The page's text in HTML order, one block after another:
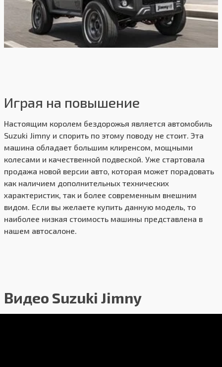
Играя на повышение
Настоящим королем бездорожья является автомобиль
Suzuki Jimny и спорить по этому поводу не стоит. Эта
машина обладает большим клиренсом, мощными
колесами и качественной подвеской. Уже стартовала
продажа новой версии авто, которая может порадовать
как наличием дополнительных технических
характеристик, так и более современным внешним
видом. Если вы желаете купить данную модель, то
наиболее низкая стоимость машины представлена в
нашем автосалоне.
Видео Suzuki Jimny